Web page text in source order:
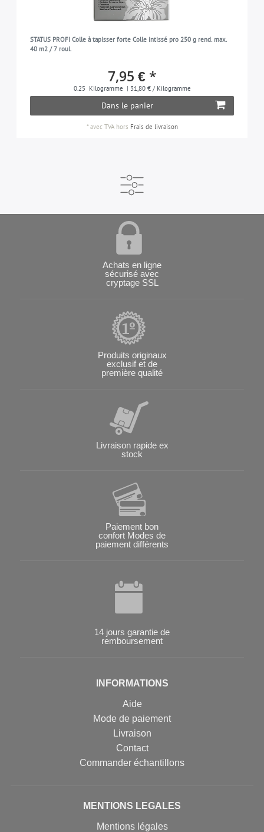
STATUS PROFI Colle à tapisser forte Colle intissé pro 250 g rend. max.
40 m2 / 7 roul.
7,95 € *
0.25 Kilogramme | 31,80 € / Kilogramme
Dans le panier
*avec TVAhors Frais de livraison
Achats en ligne
sécurisé avec
cryptage SSL
Produits originaux
exclusif et de
première qualité
Livraison rapide ex
stock
Paiement bon
confort Modes de
paiement différents
14 jours garantie de
remboursement
INFORMATIONS
Aide
Mode de paiement
Livraison
Contact
Commander échantillons
MENTIONS LEGALES
Mentions légales